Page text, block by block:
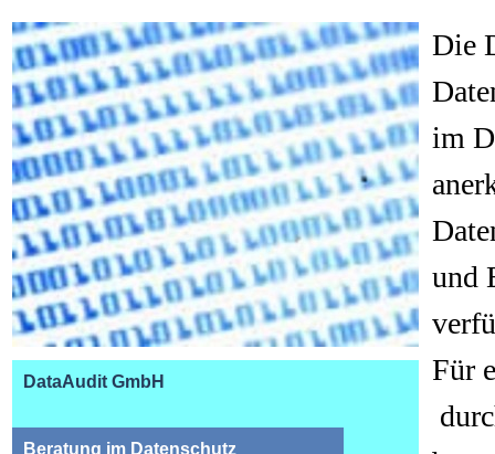
DataAudit GmbH
Beratung im Datenschutz
Die
im
und
Für